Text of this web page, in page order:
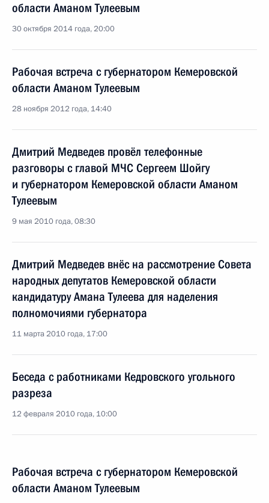
области Аманом Тулеевым
30 октября 2014 года, 20:00
Рабочая встреча с губернатором Кемеровской
области Аманом Тулеевым
28 ноября 2012 года, 14:40
Дмитрий Медведев провёл телефонные
разговоры с главой МЧС Сергеем Шойгу
и губернатором Кемеровской области Аманом
Тулеевым
9 мая 2010 года, 08:30
Дмитрий Медведев внёс на рассмотрение Совета
народных депутатов Кемеровской области
кандидатуру Амана Тулеева для наделения
полномочиями губернатора
11 марта 2010 года, 17:00
Беседа с работниками Кедровского угольного
разреза
12 февраля 2010 года, 10:00
Рабочая встреча с губернатором Кемеровской
области Аманом Тулеевым